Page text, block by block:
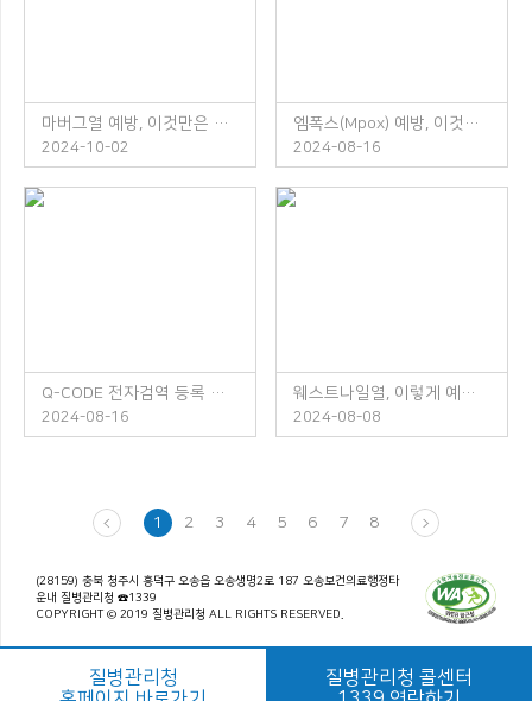
마버그열 예방, 이것만은 꼭 지켜주세요!
2024-10-02
엠폭스(Mpox) 예방, 이것만은 꼭 지켜주세요!
2024-08-16
Q-CODE 전자검역 등록 안내
2024-08-16
웨스트나일열, 이렇게 예방하세요!
2024-08-08
1 2 3 4 5 6 7 8
(28159) 충북 청주시 흥덕구 오송읍 오송생명2로 187 오송보건의료행정타
운내 질병관리청 ☎1339
COPYRIGHT © 2019 질병관리청 ALL RIGHTS RESERVED.
질병관리청
질병관리청 콜센터